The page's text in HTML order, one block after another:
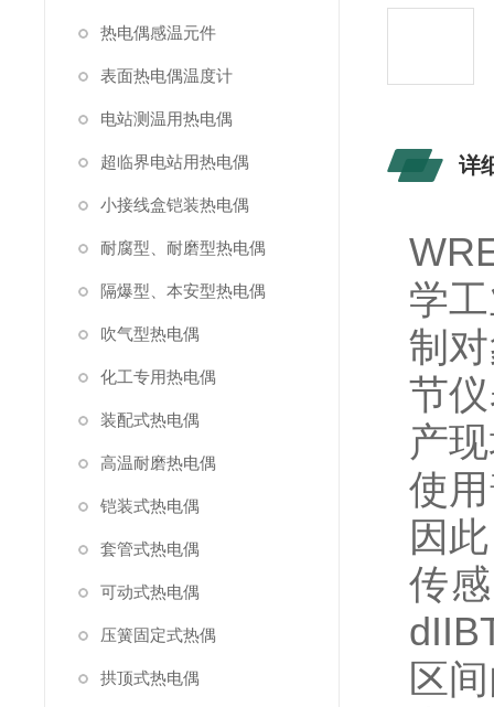
热电偶感温元件
表面热电偶温度计
电站测温用热电偶
超临界电站用热电偶
小接线盒铠装热电偶
耐腐型、耐磨型热电偶
隔爆型、本安型热电偶
吹气型热电偶
化工专用热电偶
装配式热电偶
高温耐磨热电偶
铠装式热电偶
套管式热电偶
可动式热电偶
压簧固定式热偶
拱顶式热电偶
详
学
制
节
产
使
因
传
区